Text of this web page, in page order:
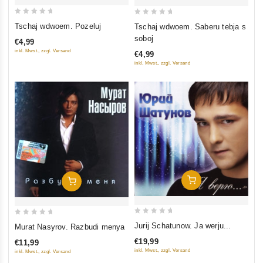
of
Tschaj wdwoem. Pozeluj
€4,99
inkl. Mwst., zzgl. Versand
5
Tschaj wdwoem. Saberu tebja s
soboj
€4,99
inkl. Mwst., zzgl. Versand
In Den Warenkorb
of
Murat Nasyrov. Razbudi menya
€11,99
inkl. Mwst., zzgl. Versand
In Den Warenkorb
out
of
Jurij Schatunow. Ja werju...
€19,99
inkl. Mwst., zzgl. Versand